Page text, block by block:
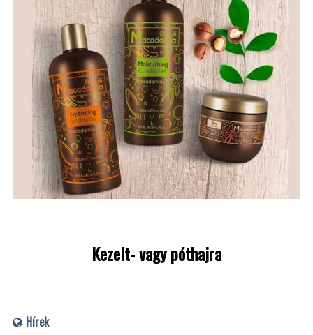
Kezelt- vagy póthajra
Hírek